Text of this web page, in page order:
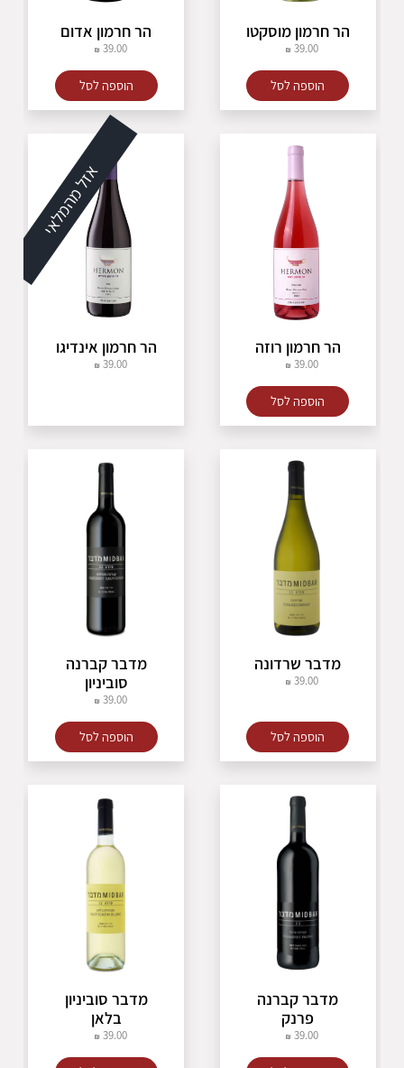
הר חרמון מוסקטו
39.00
הוספה לסל
הר חרמון אדום
39.00
הוספה לסל
הר חרמון רוזה
39.00
הוספה לסל
אזל מהמלאי
הר חרמון אינדיגו
39.00
מדבר שרדונה
39.00
הוספה לסל
מדבר קברנה
סוביניון
39.00
הוספה לסל
מדבר קברנה
פרנק
39.00
מדבר סוביניון
בלאן
39.00